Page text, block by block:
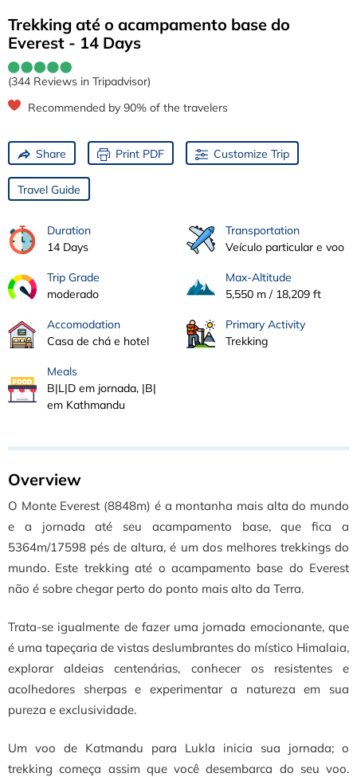
Trekking até o acampamento base do
Everest - 14 Days
(344 Reviews in Tripadvisor)
Recommended by 90% of the travelers
Share Print PDF Customize Trip
Travel Guide
Duration
14 Days
Transportation
Veículo particular e voo
Trip Grade
moderado
Max-Altitude
5,550 m / 18,209 ft
Accomodation
Casa de chá e hotel
Primary Activity
Trekking
Meals
B|L|D em jornada, |B|
em Kathmandu
Overview
O Monte Everest (8848m) é a montanha mais alta do mundo
e a jornada até seu acampamento base, que fica a
5364m/17598 pés de altura, é um dos melhores trekkings do
mundo. Este trekking até o acampamento base do Everest
não é sobre chegar perto do ponto mais alto da Terra.
Trata-se igualmente de fazer uma jornada emocionante, que
é uma tapeçaria de vistas deslumbrantes do místico Himalaia,
explorar aldeias centenárias, conhecer os resistentes e
acolhedores sherpas e experimentar a natureza em sua
pureza e exclusividade.
Um voo de Katmandu para Lukla inicia sua jornada; o
trekking começa assim que você desembarca do seu voo.